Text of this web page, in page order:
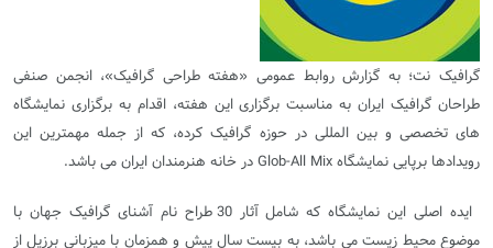
گرافیک نت؛ به گزارش روابط عمومی «هفته طراحی گرافیک»، انجمن صنفی
طراحان گرافیک ایران به مناسبت برگزاری این هفته، اقدام به برگزاری نمایشگاه
های تخصصی و بین المللی در حوزه گرافیک کرده، که از جمله مهمترین این
رویدادها برپایی نمایشگاهGlob-All Mixدر خانه هنرمندان ایران می باشد.
ایده اصلی این نمایشگاه که شامل آثار 30 طراح نام آشنای گرافیک جهان با
موضوع محیط زیست می باشد، به بیست سال پیش و همزمان با میزبانی برزیل از